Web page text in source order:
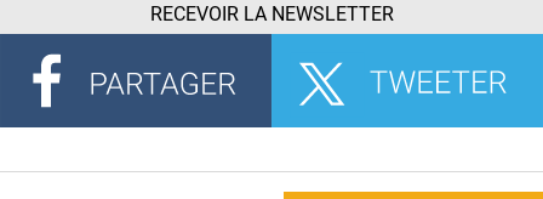
RECEVOIR LA NEWSLETTER